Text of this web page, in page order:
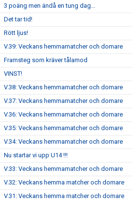
3 poäng men ändå en tung dag...
Det tar tid!
Rött ljus!
V.39: Veckans hemmamatcher och domare
Framsteg som kräver tålamod
VINST!
V.38: Veckans hemmamatcher och domare
V.37: Veckans hemmamatcher och domare
V.36: Veckans hemmamatcher och domare
V.35: Veckans hemmamatcher och domare
V.34: Veckans hemmamatcher och domare
Nu startar vi upp U14 !!!
V.33: Veckans hemmamatcher och domare
V.32: Veckans hemma matcher och domare
V.31: Veckans hemma matcher och domare